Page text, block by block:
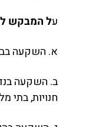
על המבקש להשקיע לפחות
א. השקעה בבית או
חנויות, בתי